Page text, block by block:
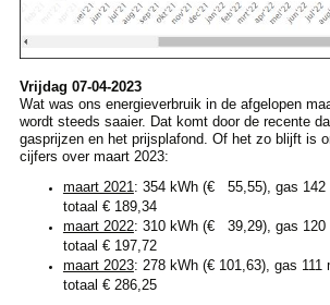
Vrijdag 07-04-2023
Wat was ons energieverbruik in de afgelopen
wordt steeds saaier. Dat komt door de recente
gasprijzen en het prijsplafond. Of het zo blijft is
cijfers over maart 2023:
maart 2021: 354 kWh (€ 55,55), gas
totaal € 189,34
maart 2022: 310 kWh (€ 39,29), gas
totaal € 197,72
maart 2023: 278 kWh (€ 101,63), gas
totaal € 286,25